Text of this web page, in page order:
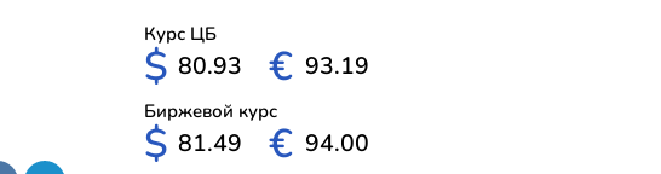
Курс ЦБ
$ 80.93 € 93.19
Биржевой курс
$ 81.49 € 94.00